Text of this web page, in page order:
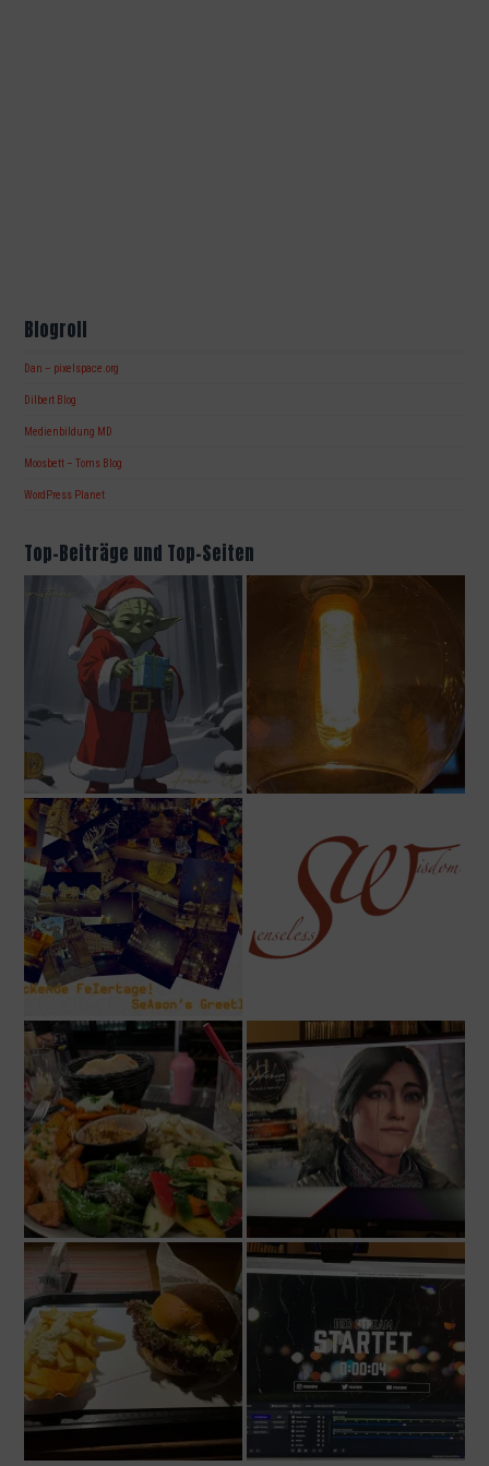
Blogroll
Dan – pixelspace.org
Dilbert Blog
Medienbildung MD
Moosbett – Toms Blog
WordPress Planet
Top-Beiträge und Top-Seiten